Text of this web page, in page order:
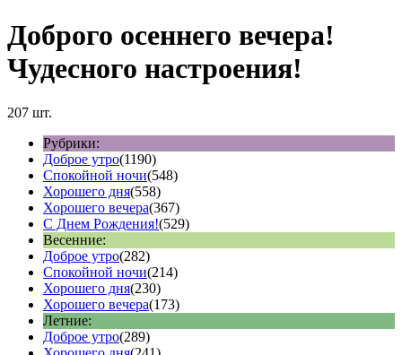
Доброго осеннего вечера!
Чудесного настроения!
207 шт.
Рубрики:
Доброе утро(1190)
Спокойной ночи(548)
Хорошего дня(558)
Хорошего вечера(367)
С Днем Рождения!(529)
Весенние:
Доброе утро(282)
Спокойной ночи(214)
Хорошего дня(230)
Хорошего вечера(173)
Летние:
Доброе утро(289)